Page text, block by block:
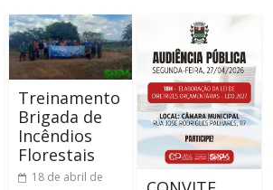
Treinamento
Brigada de
Incêndios
Florestais
18 de abril de